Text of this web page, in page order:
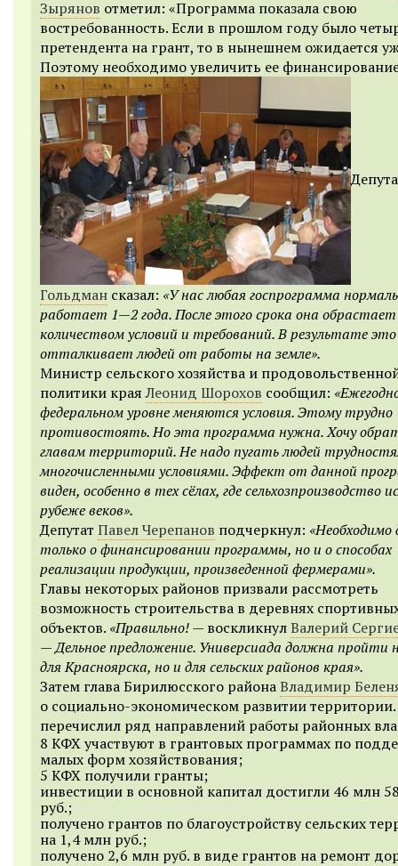
Зырянов отметил: «Программа показала свою
востребованность. Если в прошлом году было
претендента на грант, то в нынешнем ожидается
Поэтому необходимо увеличить ее
Гольдман сказал: «У нас любая госпрограмма
работает 1—2 года. После этого срока она
количеством условий и требований. В результате это
отталкивает людей от работы на земле».
Министр сельского хозяйства и
политики краяЛеонид Шорохов сообщил:
федеральном уровне меняются условия. Этому трудно
противостоять. Но эта программа нужна. Хочу
главам территорий. Не надо пугать людей
многочисленными условиями. Эффект от данной
виден, особенно в тех сёлах, где сельхозпроизводство
рубеже веков».
Депутат Павел Черепанов подчеркнул:
только о финансировании программы, но и о способах
реализации продукции, произведенной фермерами».
Главы некоторых районов призвали рассмотреть
возможность строительства в деревнях
объектов. «Правильно!— воскликнулВалерий
—Дельное предложение. Универсиада должна пройти
для Красноярска, но и для сельских районов края».
Затем глава Бирилюсского районаВладимир
о социально-экономическом развитии
перечислил ряд направлений работы районных
8 КФХ участвуют в грантовых программах по
малых форм хозяйствования;
5 КФХ получили гранты;
инвестиции в основной капитал достигли 46 млн
руб.;
получено грантов по благоустройству сельских
на 1,4 млн руб.;
получено 2,6 млн руб. в виде грантов на ремонт